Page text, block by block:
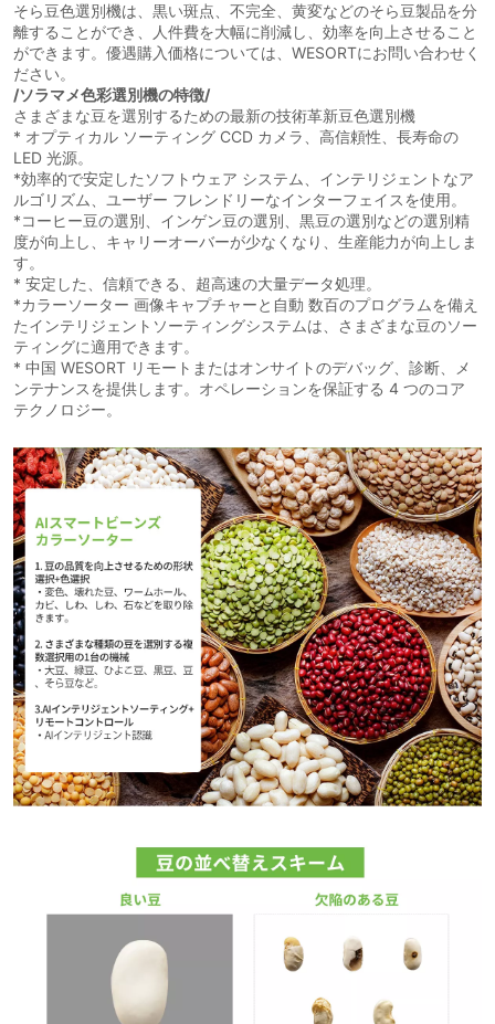
そら豆色選別機は、黒い斑点、不完全、黄変などのそら豆製品を分
離することができ、人件費を大幅に削減し、効率を向上させること
ができます。優遇購入価格については、WESORTにお問い合わせく
ださい。
/ソラマメ色彩選別機の特徴/
さまざまな豆を選別するための最新の技術革新豆色選別機
* オプティカル ソーティング CCD カメラ、高信頼性、長寿命の
LED 光源。
*効率的で安定したソフトウェア システム、インテリジェントなア
ルゴリズム、ユーザー フレンドリーなインターフェイスを使用。
*コーヒー豆の選別、インゲン豆の選別、黒豆の選別などの選別精
度が向上し、キャリーオーバーが少なくなり、生産能力が向上しま
す。
* 安定した、信頼できる、超高速の大量データ処理。
*カラーソーター 画像キャプチャーと自動 数百のプログラムを備え
たインテリジェントソーティングシステムは、さまざまな豆のソー
ティングに適用できます。
* 中国 WESORT リモートまたはオンサイトのデバッグ、診断、メ
ンテナンスを提供します。オペレーションを保証する 4 つのコア
テクノロジー。